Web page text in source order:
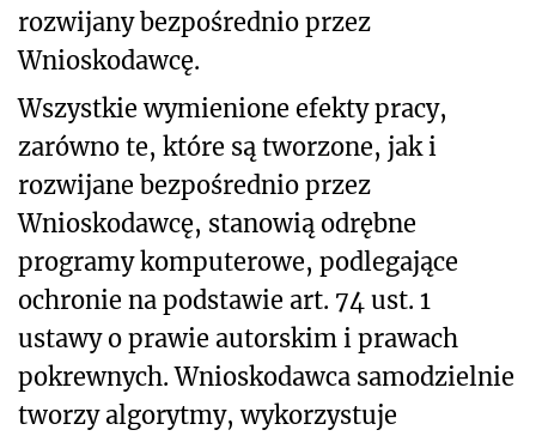
rozwijany bezpośrednio przez
Wnioskodawcę.
Wszystkie wymienione efekty pracy,
zarówno te, które są tworzone, jak i
rozwijane bezpośrednio przez
Wnioskodawcę, stanowią odrębne
programy komputerowe, podlegające
ochronie na podstawie art. 74 ust. 1
ustawy o prawie autorskim i prawach
pokrewnych. Wnioskodawca samodzielnie
tworzy algorytmy, wykorzystuje